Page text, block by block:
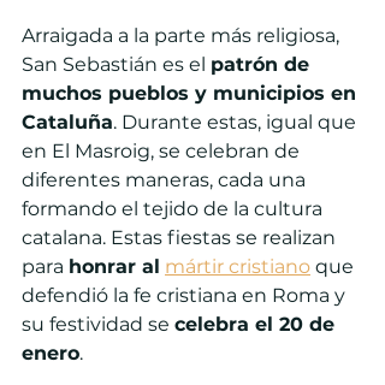
Arraigada a la parte más religiosa,
San Sebastián es el patrón de
muchos pueblos y municipios en
Cataluña. Durante estas, igual que
en El Masroig, se celebran de
diferentes maneras, cada una
formando el tejido de la cultura
catalana. Estas fiestas se realizan
para honrar al mártir cristiano que
defendió la fe cristiana en Roma y
su festividad se celebra el 20 de
enero.